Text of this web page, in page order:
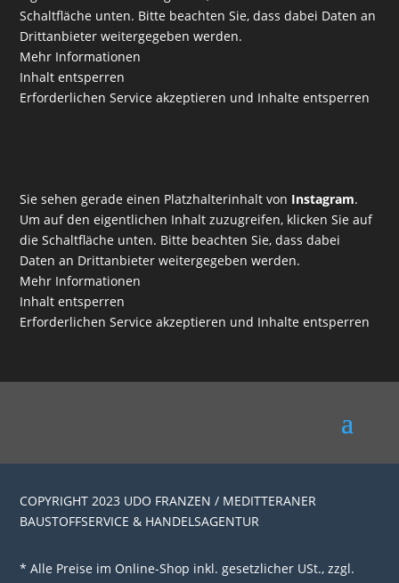
Schaltfläche unten. Bitte beachten Sie, dass dabei Daten an
Drittanbieter weitergegeben werden.
Mehr Informationen
Inhalt entsperren
Erforderlichen Service akzeptieren und Inhalte entsperren
Sie sehen gerade einen Platzhalterinhalt von Instagram.
Um auf den eigentlichen Inhalt zuzugreifen, klicken Sie auf
die Schaltfläche unten. Bitte beachten Sie, dass dabei
Daten an Drittanbieter weitergegeben werden.
Mehr Informationen
Inhalt entsperren
Erforderlichen Service akzeptieren und Inhalte entsperren
COPYRIGHT 2023 UDO FRANZEN / MEDITTERANER
BAUSTOFFSERVICE & HANDELSAGENTUR
* Alle Preise im Online-Shop inkl. gesetzlicher USt., zzgl.